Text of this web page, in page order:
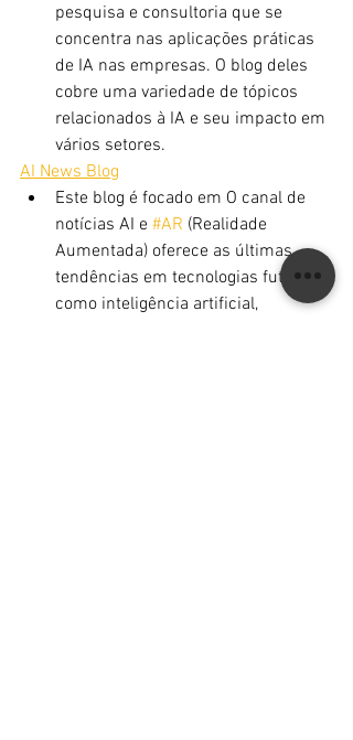
pesquisa e consultoria que se
concentra nas aplicações práticas
de IA nas empresas. O blog deles
cobre uma variedade de tópicos
relacionados à IA e seu impacto em
vários setores.
AI News Blog
Este blog é focado em O canal de
notícias AI e #AR (Realidade
Aumentada) oferece as últimas
tendências em tecnologias futuras,
como inteligência artificial,